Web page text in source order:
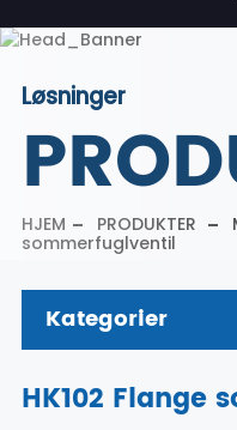
Løsninger
HJEM PRODUKTER
sommerfuglventil
Kategorier
HK102 Flange